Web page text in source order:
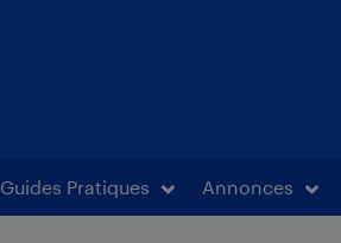
Guides Pratiques Annonces